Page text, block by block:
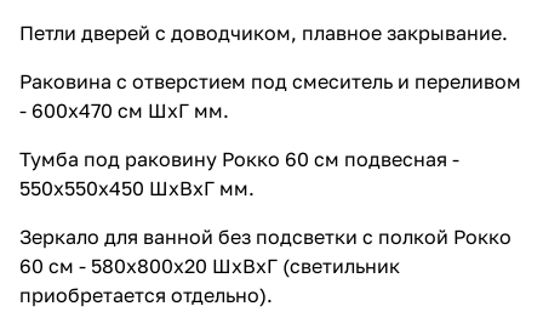
Петли дверей с доводчиком, плавное закрывание.
Раковина с отверстием под смеситель и переливом
- 600х470 см ШхГ мм.
Тумба под раковину Рокко 60 см подвесная -
550х550х450 ШхВхГ мм.
Зеркало для ванной без подсветки с полкой Рокко
60 см - 580х800х20 ШхВхГ (светильник
приобретается отдельно).